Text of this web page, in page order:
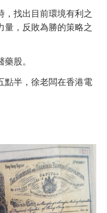
，找出目前環境有利之
量，反敗為勝的策略之
股。
點半，徐老闆在香港電